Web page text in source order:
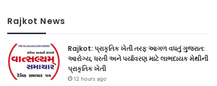
Rajkot News
Rajkot: પ્રાકૃતિક ખેતી તરફ આગળ વધતું ગુજરાત:
આરોગ્ય, ધરતી અને પર્યાવરણ માટે લાભદાયક મેથીની
પ્રાકૃતિક ખેતી
12 hours ago